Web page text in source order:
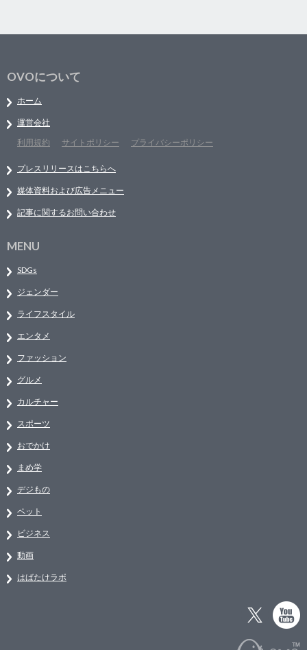
OVOについて
ホーム
運営会社
利用規約
サイトポリシー プライバシーポリシー
プレスリリースはこちらへ
媒体資料および広告メニュー
記事に関するお問い合わせ
MENU
SDGs
ジェンダー
ライフスタイル
エンタメ
ファッション
グルメ
カルチャー
スポーツ
おでかけ
まめ学
デジもの
ペット
ビジネス
動画
はばたけラボ